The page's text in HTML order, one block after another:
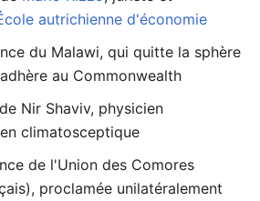
autrichienne d'économie
du Malawi, qui quitte la sphère
au Commonwealth
Nir Shaviv, physicien
climatosceptique
de l'Union des Comores
proclamée unilatéralement